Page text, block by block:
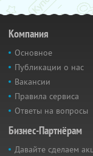
Компания
Основное
Публикации о нас
Вакансии
Правила сервиса
Ответы на вопросы
Бизнес-Партнёрам
Давайте сделаем